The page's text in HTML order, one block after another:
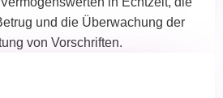
und die Überwachung der
von Vorschriften.